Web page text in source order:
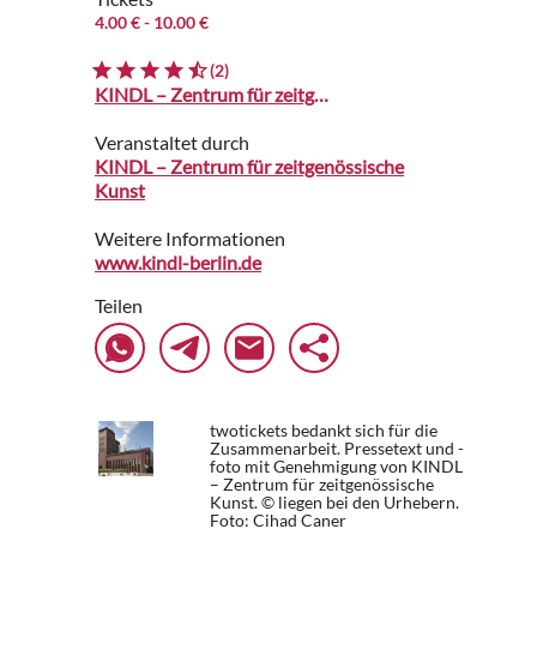
4.00 €- 10.00 €
(2)
KINDL – Zentrum für zeitgenössische Kunst
Veranstaltet durch
KINDL – Zentrum für zeitgenössische
Kunst
Weitere Informationen
www.kindl-berlin.de
Teilen
twotickets bedankt sich für die
Zusammenarbeit. Pressetext und -
foto mit Genehmigung von KINDL
– Zentrum für zeitgenössische
Kunst. © liegen bei den Urhebern.
Foto: Cihad Caner